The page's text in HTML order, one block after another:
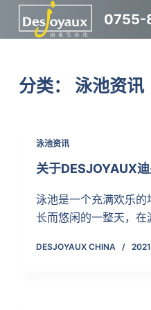
跳
过
容
0755-
分类： 泳池资讯
泳池资讯
关于DESJOYAUX
泳池是一个充满欢乐
长而悠闲的一整天，
DESJOYAUX CHINA